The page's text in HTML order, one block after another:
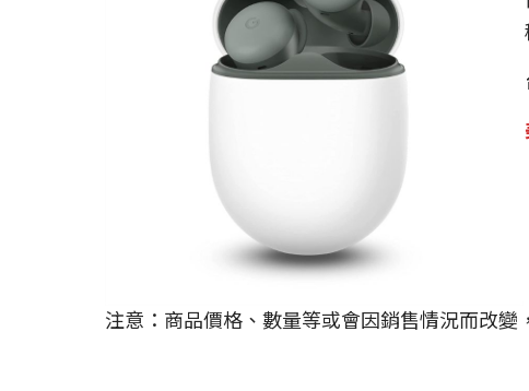
注意：商品價格、數量等或會因銷售情況而改變